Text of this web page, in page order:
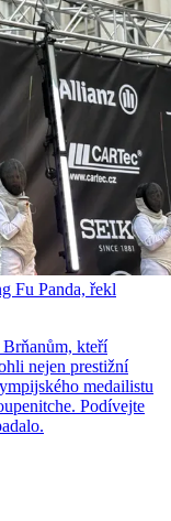
Fu Panda, řekl
Brňanům, kteří
nejen prestižní
medailistu
Podívejte